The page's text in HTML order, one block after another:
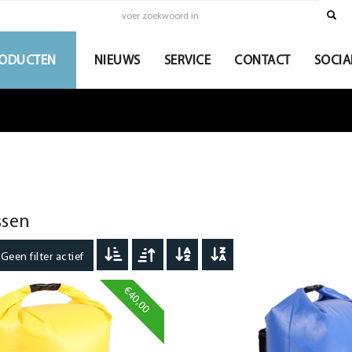
NIEUWS SERVICE CONTACT
filter actief
€40,00